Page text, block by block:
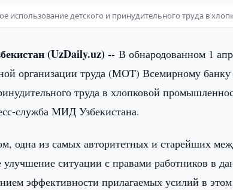
использование детского и принудительного труда в
(UzDaily.uz) --В обнародованном 1
организации труда (МОТ) Всемирному банку
труда в хлопковой
служба МИД Узбекистана.
одна из самых авторитетных и старейших
улучшение ситуации с правами работников в
эффективности прилагаемых усилий в